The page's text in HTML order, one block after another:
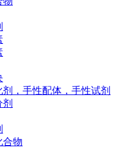
，手性配体，手性试剂
合物